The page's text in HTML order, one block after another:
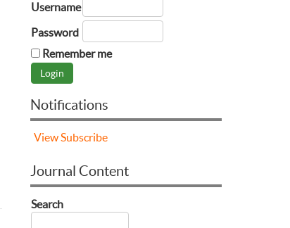
Username
Password
Remember me
Notifications
ViewSubscribe
Journal Content
Search